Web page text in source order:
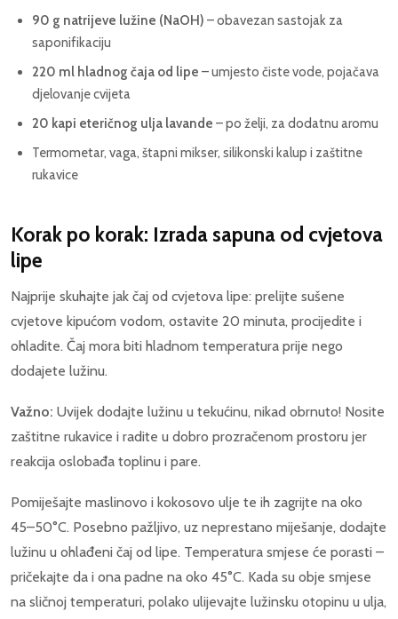
90 g natrijeve lužine (NaOH) – obavezan sastojak za
saponifikaciju
220 ml hladnog čaja od lipe – umjesto čiste vode, pojačava
djelovanje cvijeta
20 kapi eteričnog ulja lavande – po želji, za dodatnu aromu
Termometar, vaga, štapni mikser, silikonski kalup i zaštitne
rukavice
Korak po korak: Izrada sapuna od cvjetova
lipe
Najprije skuhajte jak čaj od cvjetova lipe: prelijte sušene
cvjetove kipućom vodom, ostavite 20 minuta, procijedite i
ohladite. Čaj mora biti hladnom temperatura prije nego
dodajete lužinu.
Važno: Uvijek dodajte lužinu u tekućinu, nikad obrnuto! Nosite
zaštitne rukavice i radite u dobro prozračenom prostoru jer
reakcija oslobađa toplinu i pare.
Pomiješajte maslinovo i kokosovo ulje te ih zagrijte na oko
45–50°C. Posebno pažljivo, uz neprestano miješanje, dodajte
lužinu u ohlađeni čaj od lipe. Temperatura smjese će porasti –
pričekajte da i ona padne na oko 45°C. Kada su obje smjese
na sličnoj temperaturi, polako ulijevajte lužinsku otopinu u ulja,